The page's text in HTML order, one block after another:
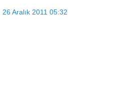
26 Aralık 2011 05:32